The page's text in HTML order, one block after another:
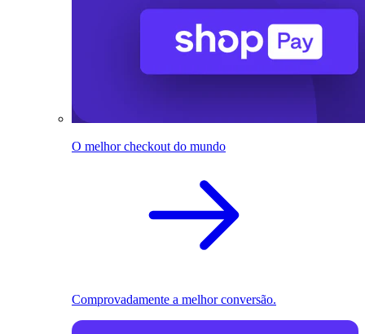
O melhor checkout do mundo
Comprovadamente a melhor conversão.